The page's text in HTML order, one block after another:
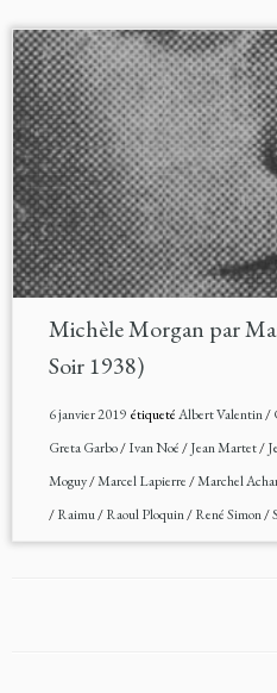
Michèle Morgan par
Soir 1938)
6 janvier 2019étiquetéAlbert Valentin/
Greta Garbo/Ivan Noé/Jean Martet/
Moguy/Marcel Lapierre/Marchel
/Raimu/Raoul Ploquin/René Simon/